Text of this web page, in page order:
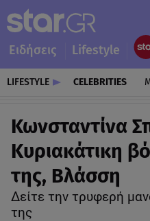
Ειδήσεις Lifestyle
LIFESTYLE CELEBRITIES
Κωνσταντίνα
Κυριακάτικη
της, Βλάσση
Δείτε την τρυφερή
της